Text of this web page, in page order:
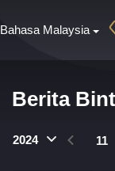
Bahasa Malaysia
Berita
2024
01 12 11